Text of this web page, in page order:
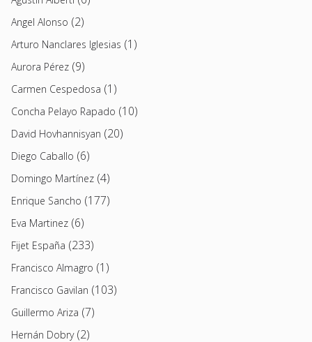
Angel Alonso (2)
Arturo Nanclares Iglesias (1)
Aurora Pérez (9)
Carmen Cespedosa (1)
Concha Pelayo Rapado (10)
David Hovhannisyan (20)
Diego Caballo (6)
Domingo Martínez (4)
Enrique Sancho (177)
Eva Martinez (6)
Fijet España (233)
Francisco Almagro (1)
Francisco Gavilan (103)
Guillermo Ariza (7)
Hernán Dobry(2)